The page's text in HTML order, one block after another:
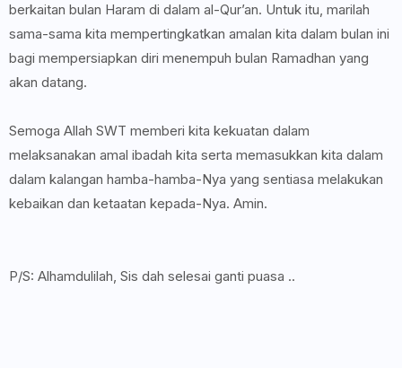
berkaitan bulan Haram di dalam al-Qur’an. Untuk itu, marilah
sama-sama kita mempertingkatkan amalan kita dalam bulan ini
bagi mempersiapkan diri menempuh bulan Ramadhan yang
akan datang.
Semoga Allah SWT memberi kita kekuatan dalam
melaksanakan amal ibadah kita serta memasukkan kita dalam
dalam kalangan hamba-hamba-Nya yang sentiasa melakukan
kebaikan dan ketaatan kepada-Nya. Amin.
P/S: Alhamdulilah, Sis dah selesai ganti puasa ..